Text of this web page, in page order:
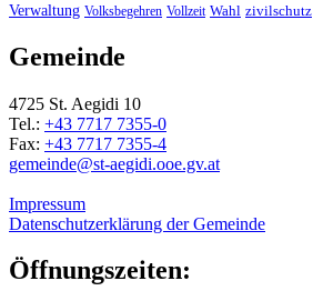
Verwaltung Volksbegehren Vollzeit Wahl zivilschutz
Gemeinde
4725 St. Aegidi 10
Tel.: +43 7717 7355-0
Fax: +43 7717 7355-4
gemeinde@st-aegidi.ooe.gv.at
Impressum
Datenschutzerklärung der Gemeinde
Öffnungszeiten: